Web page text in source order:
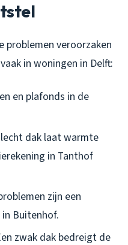
problemen veroorzaken
in woningen in Delft:
en plafonds in de
dak laat warmte
in Tanthof
zijn een
Buitenhof.
zwak dak bedreigt de